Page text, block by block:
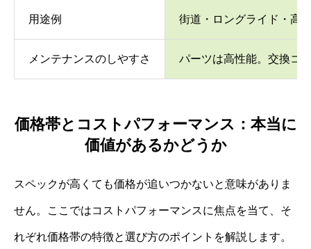
用途例 街道・ロングライド・高
メンテナンスのしやすさ パーツは高性能。交換コ
価格帯とコストパフォーマンス：本当に
価値があるかどうか
スペックが高くても価格が追いつかないと意味がありま
せん。ここではコストパフォーマンスに焦点を当て、そ
れぞれ価格帯の特徴と選び方のポイントを解説します。